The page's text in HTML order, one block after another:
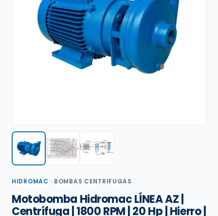
HIDROMAC · BOMBAS CENTRIFUGAS
Motobomba Hidromac LÍNEA AZ |
Centrífuga | 1800 RPM | 20 Hp | Hierro |